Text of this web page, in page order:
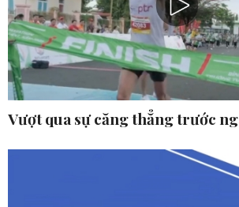
Vượt qua sự căng thẳng trước